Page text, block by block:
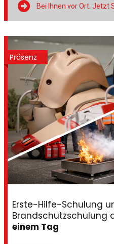
 Bei Ihnen vor Ort: Jetzt
Präsenz
Erste-Hilfe-Schulung
Brandschutzschulung
einem Tag